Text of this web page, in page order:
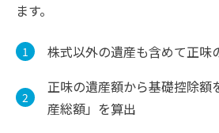
ます。
株式以外の遺産も含めて正味
正味の遺産額から基礎控除額
産総額」を算出